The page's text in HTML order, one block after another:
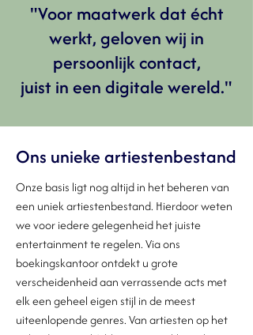
"Voor maatwerk dat écht
werkt, geloven wij in
persoonlijk contact,
juist in een digitale wereld."
Ons unieke artiestenbestand
Onze basis ligt nog altijd in het beheren van
een uniek artiestenbestand. Hierdoor weten
we voor iedere gelegenheid het juiste
entertainment te regelen. Via ons
boekingskantoor ontdekt u grote
verscheidenheid aan verrassende acts met
elk een geheel eigen stijl in de meest
uiteenlopende genres. Van artiesten op het